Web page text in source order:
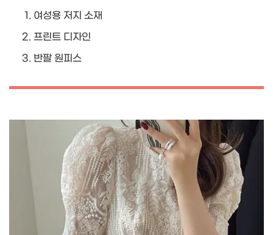
여성용 저지 소재
프린트 디자인
반팔 원피스